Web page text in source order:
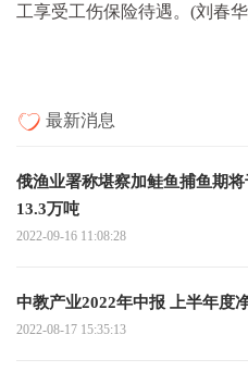
工享受工伤保险待遇。(刘春
最新消息
俄渔业署称堪察加鲑鱼捕鱼期
13.3万吨
2022-09-16 11:08:28
中教产业2022年中报 上半年度
2022-08-17 15:35:13